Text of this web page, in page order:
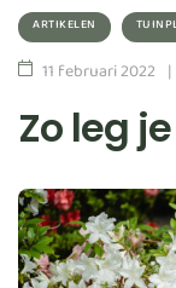
ARTIKELEN
11 februari 2022
Zo leg